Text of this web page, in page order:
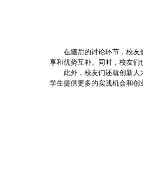
在随后的讨论环节，校友
享和优势互补。同时，校友
此外，校友们还就创新
学生提供更多的实践机会和